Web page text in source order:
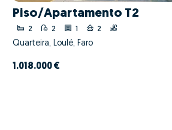
Piso/Apartamento T2
2 2 2
Quarteira, Loulé, Faro
1.018.000 €